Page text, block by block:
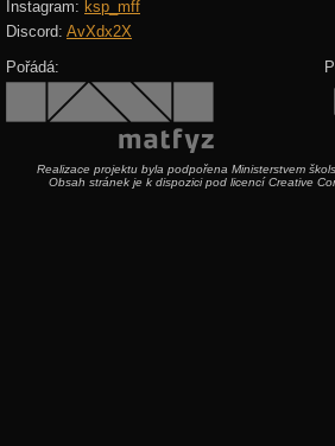
Instagram: ksp_mff
Discord: AvXdx2X
Pořádá:
Realizace projektu byla podpořena Ministerstvem
Obsah stránek je k dispozici pod licencí Creative